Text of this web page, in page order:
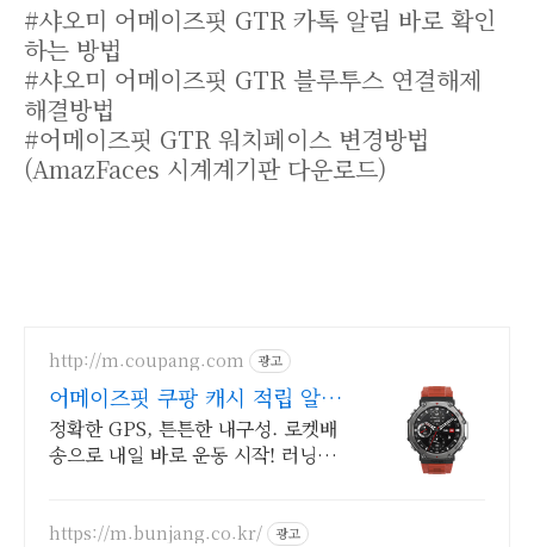
#샤오미 어메이즈핏 GTR 카톡 알림 바로 확인
하는 방법
#샤오미 어메이즈핏 GTR 블루투스 연결해제
해결방법
#어메이즈핏 GTR 워치페이스 변경방법
(AmazFaces 시계계기판 다운로드)
http://m.coupang.com 광고
어메이즈핏 쿠팡 캐시 적립 알
뜰 쇼핑
정확한 GPS, 튼튼한 내구성. 로켓배
송으로 내일 바로 운동 시작! 러닝
https://m.bunjang.co.kr/ 광고